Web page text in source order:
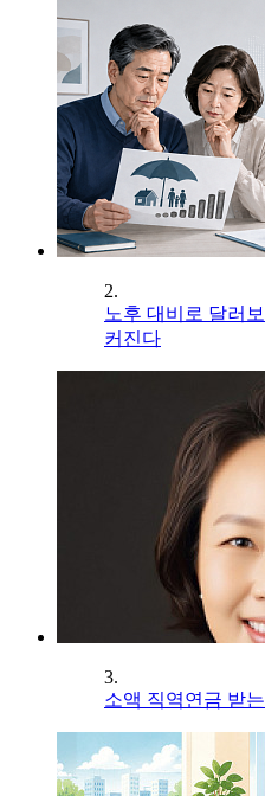
2.
노후 대비로 달러
커진다
3.
소액 직역연금 받